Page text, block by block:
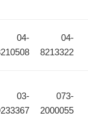
04-
8213322
04-
8210508
073-
2000055
03-
9233367